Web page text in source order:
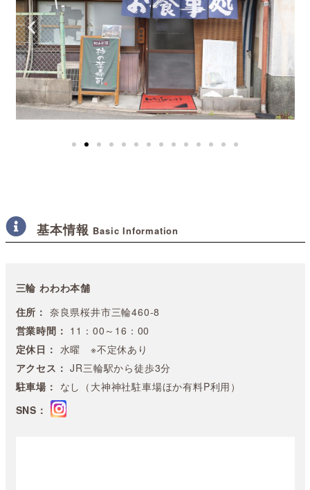
基本情報 Basic Information
三輪 わわわ本舗
住所： 奈良県桜井市三輪460-8
営業時間： 11：00～16：00
定休日： 水曜 ※不定休あり
アクセス： JR三輪駅から徒歩3分
駐車場： なし（大神神社駐車場ほか有料P利用）
SNS：